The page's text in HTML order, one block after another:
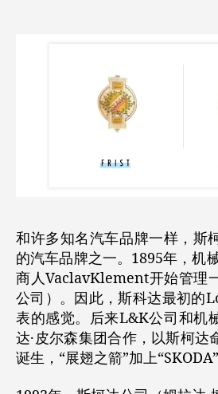
和许多知名汽车品牌一样，斯
的汽车品牌之一。1895年，机
商人VaclavKlement开始管理
公司）。因此，斯科达最初的
表的感觉。后来L&K公司和机
达·皮尔森集团合作，以斯柯达
诞生，“展翅之箭”加上